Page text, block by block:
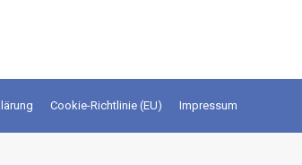
Cookie-Richtlinie (EU) Impressum